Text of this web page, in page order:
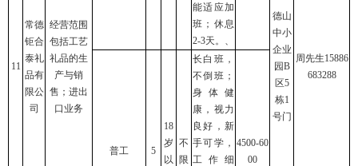
11
常德
钜合
泰礼
品有
限公
司
经营范围
包括工艺
礼品的生
产与销
售；进出
口业务
能适应加
班；休息
2-3天。、
德山
中小
企业
园B
区5
栋1
号门
周先生15886
683288
普工 5
18
岁
以
不
限
长白班，
不倒班；
身体健
康，视力
良好，新
手可学，
工作细
4500-60
00